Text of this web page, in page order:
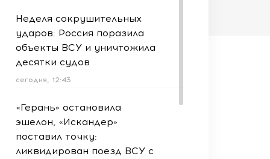
Неделя сокрушительных
ударов: Россия поразила
объекты ВСУ и уничтожила
десятки судов
сегодня, 12:43
«Герань» остановила
эшелон, «Искандер»
поставил точку:
ликвидирован поезд ВСУ с